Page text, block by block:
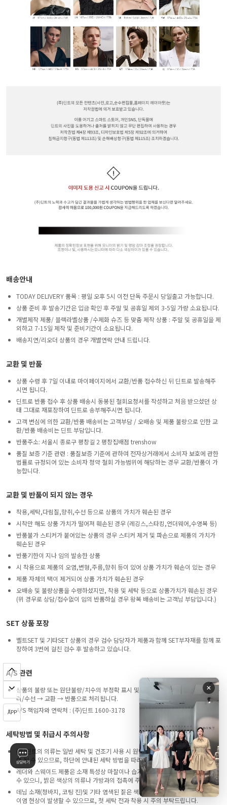
APP
배송안내
TODAY DELIVERY 품목 : 평일 오후 5시 이전 단독 주문시 당일출고 가능합니다.
상품 준비 후 발송기간은 입금 확인 후 주말 및 공휴일 제외 3-5일 가량 소요됩니다.
개별제작 제품/ 블랙라벨상품 /수제화 슈즈 등 맞춤 제작 상품 : 주말 및 공휴일을 제
외하고 7-15일 제작 및 준비기간이 소요됩니다.
배송지연/리오더 상품의 경우 개별연락 안내 드립니다.
교환 및 반품
상품 수령 후 7일 이내로 마이페이지에서 교환/반품 접수하신 뒤 딘트로 발송해주
시면 됩니다.
딘트로 반품 접수 후 상품 배송시 동봉된 철회요청서를 작성하고 처음 받으셨던 상
태 그대로 재포장하여 딘트로 송부해주시면 됩니다.
고객 변심에 의한 교환/반품 배송비는 고객부담 / 오배송 및 제품 불량으로 인한 교
환/반품 배송비는 딘트 부담입니다.
반품주소: 서울시 종로구 평창길 2 평창집배점 trenshow
품질 보증 기준 관련 : 품질보증 기준에 관하여 전자상거래에서 소비자 보호에 관한
법률로 규정되어 있는 소비자 청약 철회 가능범위에 해당하는 경우 교환/반품이 가
능합니다.
교환 및 반품이 되지 않는 경우
착용,세탁,다림질,향취,수선 등으로 상품의 가치가 훼손된 경우
시착만 해도 상품 가치가 떨어져 훼손된 경우 (레깅스,스타킹,언더웨어,수영복 등)
반품불가 스티커가 붙어있는 상품의 경우 스티커 제거 및 파손으로 제품의 가치가
훼손된 경우
반품기한이 지나 임의 발송한 상품
시 착용으로 제품의 오염,변형,주름,향취 등이 있어 상품 가치가 훼손이 있는 경우
제품 자체의 택이 제거되어 상품 가치가 훼손된 경우
오배송 및 불량상품을 수령하셨지만, 착용 및 세탁 등으로 상품가치가 훼손된 경우
(위 경우로 상담/접수없이 임의 반품하실 경우 왕복 배송비는 고객님 부담입니다.)
SET 상품 포장
벨트SET 및 기타SET 상품의 경우 검수 담당자가 제품과 함께 SET부자재를 함께 포
장하여 3번에 걸친 검수 후 발송하고 있습니다.
A/S 관련
상품의 불량 또는 원단불량/치수의 부정확 표시 및 소재 부적합으로 인한 사고는 수
리/수선 → 교환 → 반품으로 처리됩니다.
A/S 책임자와 연락처 : (주)딘트 1600-3178
세탁방법 및 취급시 주의사항
(주)딘트의 의류는 일반 세탁 및 건조기 사용 시 원단의 변형이나 제품 손상의 원인
이 될 수 있으므로, 하단에 안내된 세탁 방법을 따라주시기를 권장합니다.
레더와 스웨이드 제품은 소재 특성상 마찰이나 습기에 의해 물 빠짐 현상이 발생할
수 있으니, 밝은 색상의 의류나 가방과의 접촉에 주의해 주시기 바랍니다.
데님 소재(청바지, 코팅 진)및 기타 염색된 짙은 색상의 의류는 특성상 물빠짐이나
이염 현상이 발생할 수 있으므로, 첫 세탁 전과 착용 시 주의 부탁드립니다.